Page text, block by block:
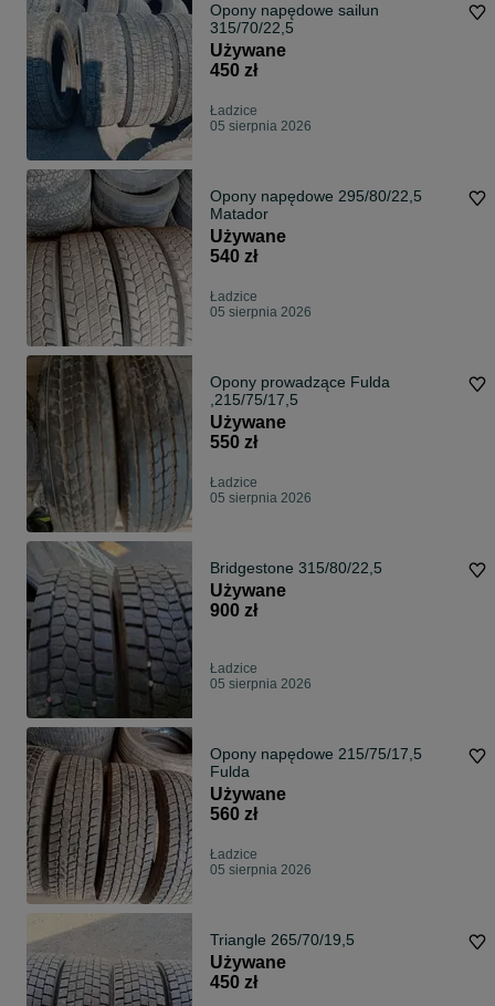
Opony napędowe sailun
315/70/22,5
Używane
450 zł
Ładzice
05 sierpnia 2026
Opony napędowe 295/80/22,5
Matador
Używane
540 zł
Ładzice
05 sierpnia 2026
Opony prowadzące Fulda
,215/75/17,5
Używane
550 zł
Ładzice
05 sierpnia 2026
Bridgestone 315/80/22,5
Używane
900 zł
Ładzice
05 sierpnia 2026
Opony napędowe 215/75/17,5
Fulda
Używane
560 zł
Ładzice
05 sierpnia 2026
Triangle 265/70/19,5
Używane
450 zł